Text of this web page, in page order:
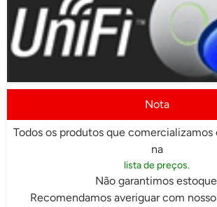
Nota
Todos os produtos que comercializamos
na
lista de preços.
Não garantimos
Recomendamos averiguar com